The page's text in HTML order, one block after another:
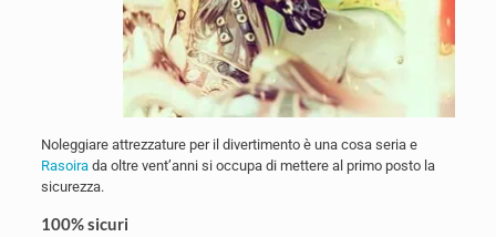
Noleggiare attrezzature per il divertimento è una cosa seria e
Rasoirada oltre vent’anni si occupa di mettere al primo posto la
sicurezza.
100% sicuri